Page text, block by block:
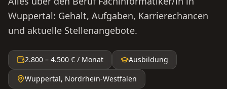
Wuppertal: Gehalt, Aufgaben, Karrierechancen
und aktuelle Stellenangebote.
2.800 – 4.500 € / Monat
Ausbildung
Wuppertal, Nordrhein-Westfalen